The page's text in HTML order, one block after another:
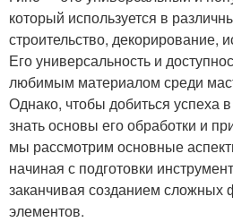
который используется в
строительство, декорирование,
Его универсальность и
любимым материалом среди
Однако, чтобы добиться успеха
знать основы его обработки и
мы рассмотрим основные
начиная с подготовки
заканчивая созданием сложных
элементов.